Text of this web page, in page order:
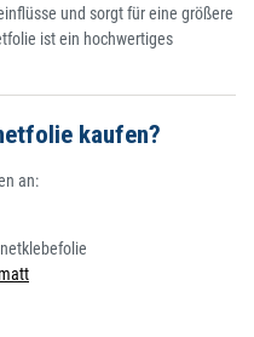
und sorgt für eine größere
ist ein hochwertiges
kaufen?
an: